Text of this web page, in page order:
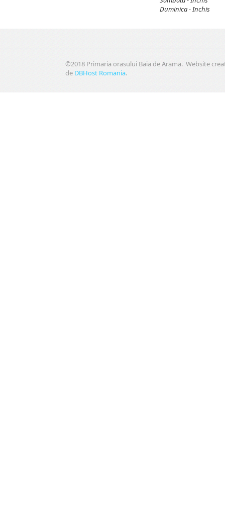
Duminica - Inchis
©2018 Primaria orasului Baia de Arama. Website
de DBHost Romania.